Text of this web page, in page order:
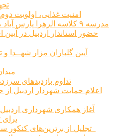
امنیت غذایی، اولویت
مدرسه ۹ کلاسه الزهرا پارس آباد مغان به بهره برداری رسید
تداوم بازدیدهای